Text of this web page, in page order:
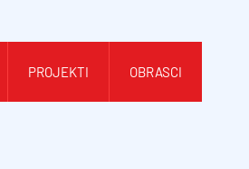
PROJEKTI OBRASCI